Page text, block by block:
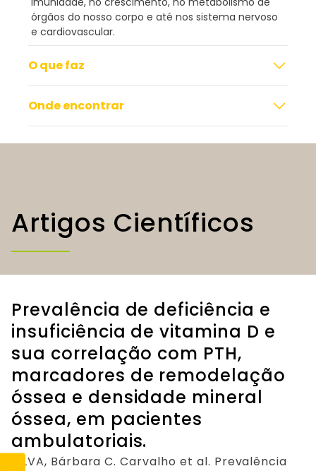
órgãos do nosso corpo e até nos sistema nervoso
e cardiovascular.
O que faz
Onde encontrar
Artigos Científicos
Prevalência de deficiência e
insuficiência de vitamina D e
sua correlação com PTH,
marcadores de remodelação
óssea e densidade mineral
óssea, em pacientes
ambulatoriais.
SILVA, Bárbara C. Carvalho et al. Prevalência